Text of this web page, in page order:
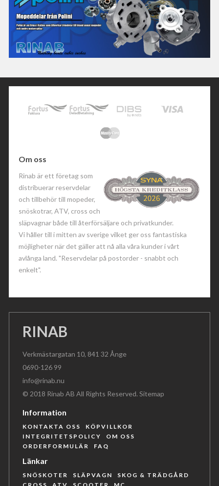
Om oss
Rinab är ett företag som
distribuerar reservdelar
och tillbehör till mopeder,
snöskotrar, ATV, cross och
släpvagnar både till återförsäljare och privatkunder.
Vi håller till i mitten av sverige vilket ger oss fantastiska
möjligheter när det gäller att nå alla våra kunder i vårt
avlånga land. "Reservdelar på postorder - snabbt och
enkelt".
RINAB
Verkmästargatan 10, 841 32 Ånge
0690-126 99
info@rinab.nu
© 2018 Rinab AB All Rights Reserved.Sitemap
Information
KONTAKTA OSS
KÖPVILLKOR
INTEGRITETSPOLICY
OM OSS
ORDERFORMULÄR
FAQ
Länkar
SNÖSKOTER SLÄPVAGN
SKOG & TRÄDGÅRD